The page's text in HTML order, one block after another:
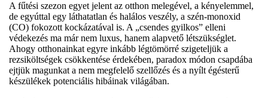
A fűtési szezon egyet jelent az otthon melegével, a kényelemmel,
de egyúttal egy láthatatlan és halálos veszély, a szén-monoxid
(CO) fokozott kockázatával is. A „csendes gyilkos” elleni
védekezés ma már nem luxus, hanem alapvető létszükséglet.
Ahogy otthonainkat egyre inkább légtömörré szigeteljük a
rezsiköltségek csökkentése érdekében, paradox módon csapdába
ejtjük magunkat a nem megfelelő szellőzés és a nyílt égésterű
készülékek potenciális hibáinak világában.